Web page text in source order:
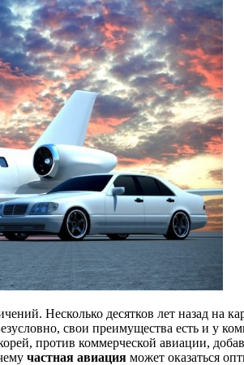
Несколько десятков лет назад на
свои преимущества есть и у
против коммерческой авиации,
частная авиация может оказаться